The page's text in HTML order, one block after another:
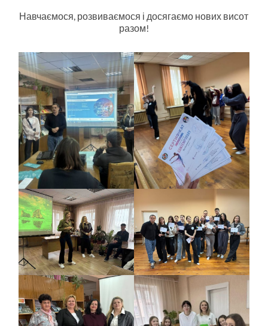
Навчаємося, розвиваємося і досягаємо нових висот
разом!